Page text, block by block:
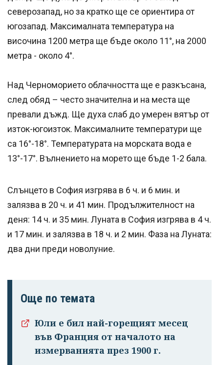
северозапад, но за кратко ще се ориентира от
югозапад. Максималната температура на
височина 1200 метра ще бъде около 11°, на 2000
метра - около 4°.
Над Черноморието облачността ще е разкъсана,
след обяд – често значителна и на места ще
превали дъжд. Ще духа слаб до умерен вятър от
изток-югоизток. Максималните температури ще
са 16°-18°. Температурата на морската вода е
13°-17°. Вълнението на морето ще бъде 1-2 бала.
Слънцето в София изгрява в 6 ч. и 6 мин. и
залязва в 20 ч. и 41 мин. Продължителност на
деня: 14 ч. и 35 мин. Луната в София изгрява в 4 ч.
и 17 мин. и залязва в 18 ч. и 2 мин. Фаза на Луната:
два дни преди новолуние.
Още по темата
Юли е бил най-горещият месец
във Франция от началото на
измерванията през 1900 г.